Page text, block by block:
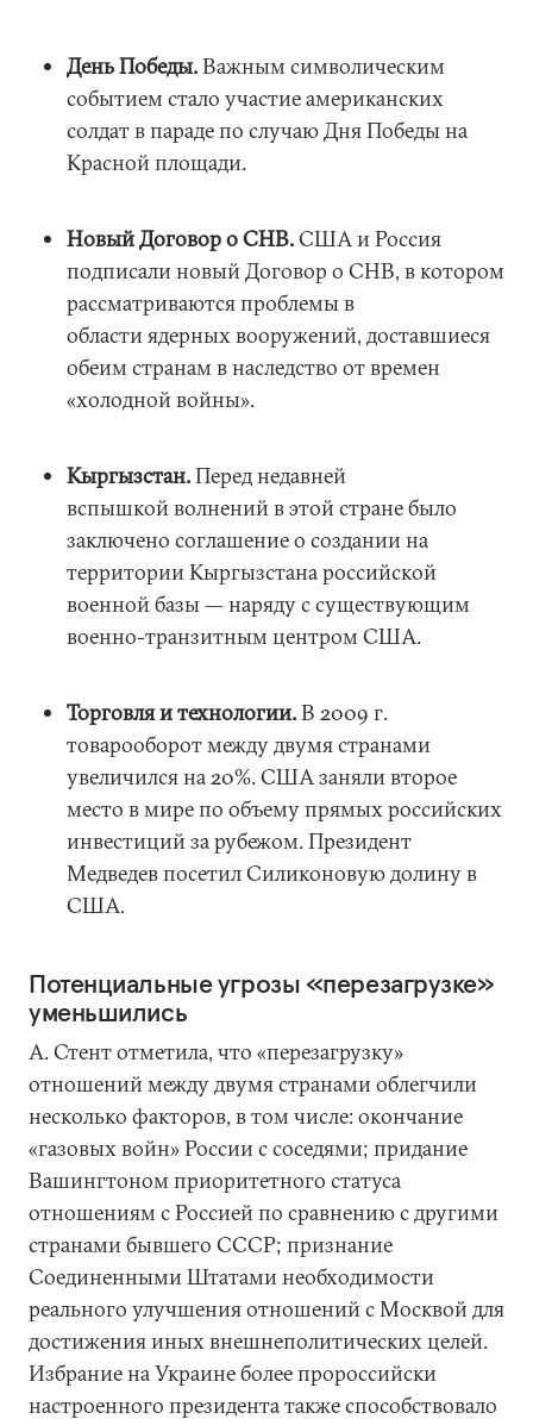
День Победы.Важным символическим
событием стало участие американских
солдат в параде по случаю Дня Победы на
Красной площади.
Новый Договор о СНВ.США и Россия
подписали новый Договор о СНВ, в котором
рассматриваются проблемы в
области ядерных вооружений, доставшиеся
обеим странам в наследство от времен
«холодной войны».
Кыргызстан.Перед недавней
вспышкой волнений в этой стране было
заключено соглашение о создании на
территории Кыргызстана российской
военной базы — наряду с существующим
военно-транзитным центром США.
Торговля и технологии.В 2009 г.
товарооборот между двумя странами
увеличился на 20%. США заняли второе
место в мире по объему прямых российских
инвестиций за рубежом. Президент
Медведев посетил Силиконовую долину в
США.
Потенциальные угрозы «перезагрузке»
уменьшились
А. Стент отметила, что «перезагрузку»
отношений между двумя странами облегчили
несколько факторов, в том числе: окончание
«газовых войн» России с соседями; придание
Вашингтоном приоритетного статуса
отношениям с Россией по сравнению с другими
странами бывшего СССР; признание
Соединенными Штатами необходимости
реального улучшения отношений с Москвой для
достижения иных внешнеполитических целей.
Избрание на Украине более пророссийски
настроенного президента также способствовало